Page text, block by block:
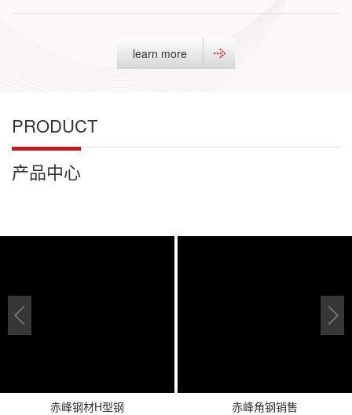
learn more
PRODUCT
产品中心
赤峰钢材H型钢 赤峰角钢销售